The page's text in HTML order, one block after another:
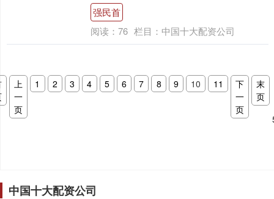
强民首
阅读： 76 栏目： 中国十大配资公司
上
一
页
1 2 3 4 5 6 7 8 9 10 11
下
一
页
末
页
中国十大配资公司